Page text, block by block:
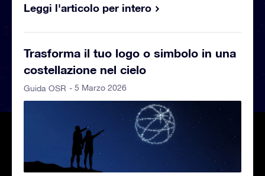
Leggi l'articolo per intero
Trasforma il tuo logo o simbolo in una
costellazione nel cielo
Guida OSR - 5 Marzo 2026